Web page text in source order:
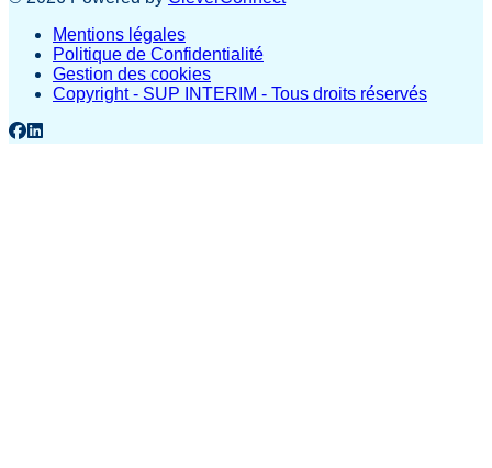
Mentions légales
Politique de Confidentialité
Gestion des cookies
Copyright - SUP INTERIM - Tous droits réservés